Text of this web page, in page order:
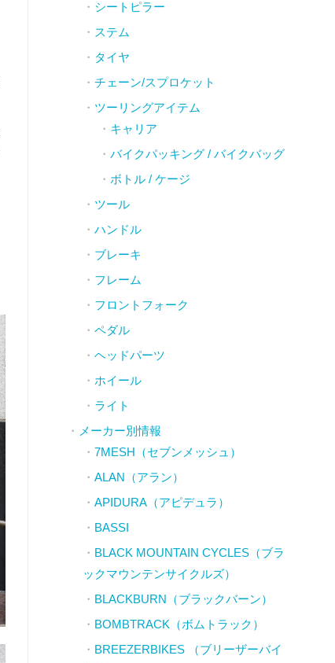
シートピラー
ステム
タイヤ
チェーン/スプロケット
ツーリングアイテム
キャリア
バイクパッキング / バイクバッグ
ボトル / ケージ
ツール
ハンドル
ブレーキ
フレーム
フロントフォーク
ペダル
ヘッドパーツ
ホイール
ライト
メーカー別情報
7MESH（セブンメッシュ）
ALAN（アラン）
APIDURA（アピデュラ）
BASSI
BLACK MOUNTAIN CYCLES（ブラ
ックマウンテンサイクルズ）
BLACKBURN（ブラックバーン）
BOMBTRACK（ボムトラック）
BREEZERBIKES （ブリーザーバイ